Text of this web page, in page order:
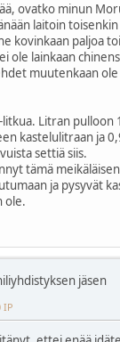
ovatko minun
laitoin
kovinkaan paljoa
ole lainkaan
muutenkaan
litkua. Litran
kastelulitraan ja
settiä siis.
tämä
ja pysyvät
ole.
jäsen
IP